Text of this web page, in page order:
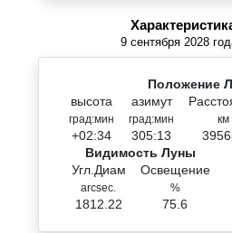
9 сентября 2028
Положение
высота
град:мин
+02:34
азимут
град:мин
305:13
км
Видимость Луны
Угл.Диам
arcsec.
1812.22
Освещение
%
75.6